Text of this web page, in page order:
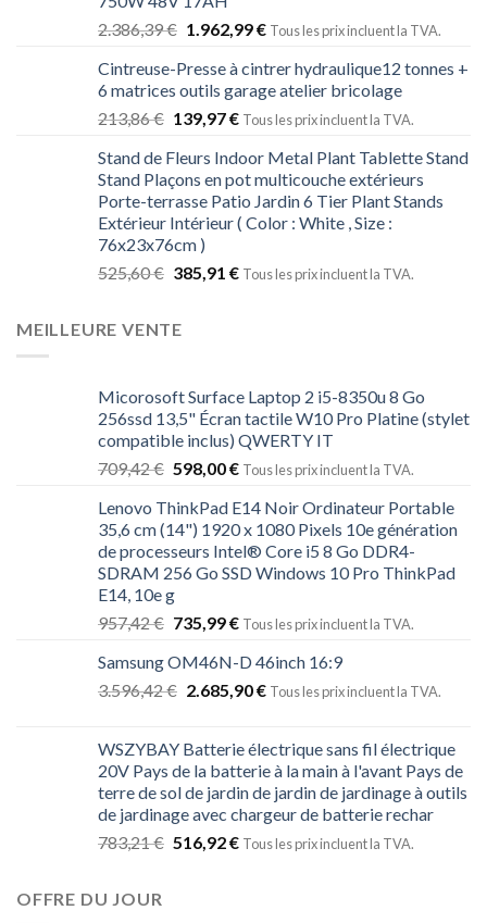
2.386,39€ 1.962,99€ Tous les prix incluent la TVA.
Cintreuse-Presse à cintrer hydraulique12 tonnes +
6 matrices outils garage atelier bricolage
213,86€ 139,97€ Tous les prix incluent la TVA.
Stand de Fleurs Indoor Metal Plant Tablette Stand
Stand Plaçons en pot multicouche extérieurs
Porte-terrasse Patio Jardin 6 Tier Plant Stands
Extérieur Intérieur ( Color : White , Size :
76x23x76cm )
525,60€ 385,91 € Tous les prix incluent la TVA.
MEILLEURE VENTE
Micorosoft Surface Laptop 2 i5-8350u 8 Go
256ssd 13,5" Écran tactile W10 Pro Platine (stylet
compatible inclus) QWERTY IT
709,42€ 598,00€ Tous les prix incluent la TVA.
Lenovo ThinkPad E14 Noir Ordinateur Portable
35,6 cm (14") 1920 x 1080 Pixels 10e génération
de processeurs Intel® Core i5 8 Go DDR4-
SDRAM 256 Go SSD Windows 10 Pro ThinkPad
E14, 10e g
957,42€ 735,99€ Tous les prix incluent la TVA.
Samsung OM46N-D 46inch 16:9
3.596,42€ 2.685,90€ Tous les prix incluent la TVA.
WSZYBAY Batterie électrique sans fil électrique
20V Pays de la batterie à la main à l'avant Pays de
terre de sol de jardin de jardin de jardinage à outils
de jardinage avec chargeur de batterie rechar
783,21€ 516,92€ Tous les prix incluent la TVA.
OFFRE DU JOUR